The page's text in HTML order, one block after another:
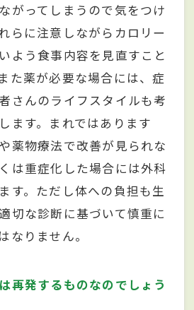
がってしまうので気をつけ
らに注意しながらカロリー
よう食事内容を見直すこと
た薬が必要な場合には、症
さんのライフスタイルも考
ます。まれではあります
薬物療法で改善が見られな
は重症化した場合には外科
す。ただし体への負担も生
切な診断に基づいて慎重に
なりません。
再発するものなのでしょう